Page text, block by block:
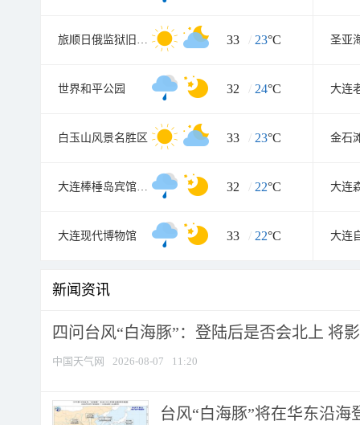
旅顺日俄监狱旧址博物馆 33 / 23°C 圣亚
世界和平公园 32 / 24°C
白玉山风景名胜区 33 / 23°C
大连棒棰岛宾馆景区 32 / 22°C 大连
大连现代博物馆 33 / 22°C 大连
新闻资讯
四问台风“白海豚”：登陆后是否会北上 将
中国天气网 2026-08-07 11:20
台风“白海豚”将在华东沿